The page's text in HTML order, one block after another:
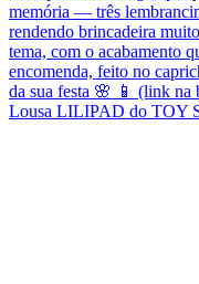
Lousa LILIPAD do TOY